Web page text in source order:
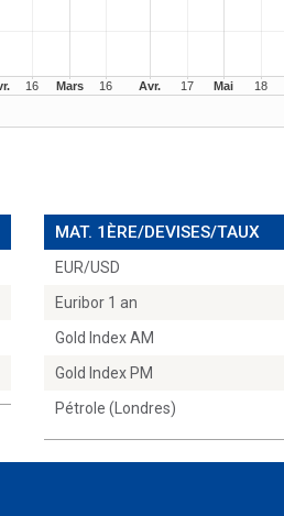
MAT. 1ÈRE/DEVISES/TAUX
EUR/USD
Euribor 1 an
Gold Index AM
Gold Index PM
Pétrole (Londres)